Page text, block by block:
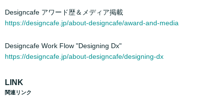
Designcafe アワード歴＆メディア掲載
https://designcafe.jp/about-designcafe/award-and-media
Designcafe Work Flow "Designing Dx"
https://designcafe.jp/about-designcafe/designing-dx
LINK
関連リンク